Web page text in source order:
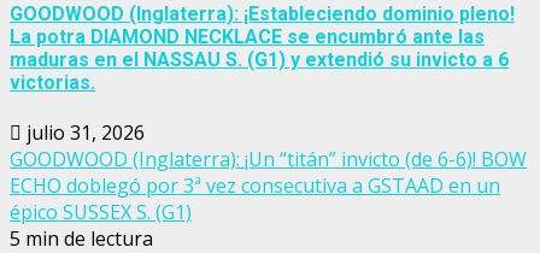
GOODWOOD (Inglaterra): ¡Estableciendo dominio pleno!
La potra DIAMOND NECKLACE se encumbró ante las
maduras en el NASSAU S. (G1) y extendió su invicto a 6
victorias.
julio 31, 2026
GOODWOOD (Inglaterra): ¡Un “titán” invicto (de 6-6)! BOW
ECHO doblegó por 3ª vez consecutiva a GSTAAD en un
épico SUSSEX S. (G1)
5 min de lectura